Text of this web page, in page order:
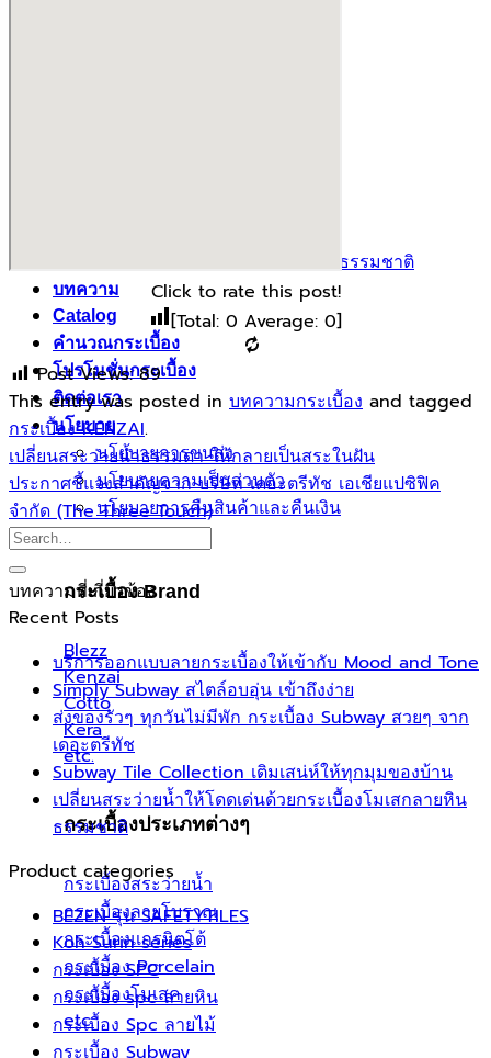
กระเบื้องพอร์ชเลน เลียนเเบบหินธรรมชาติ
บทความ
Catalog
คำนวณกระเบื้อง
โปรโมชั่นกระเบื้อง
ติดต่อเรา
นโยบาย
นโยบายการขนส่ง
นโยบายความเป็นส่วนตัว
นโยบายการคืนสินค้าและคืนเงิน
test
กระเบื้อง Brand
Blezz
Kenzai
Cotto
Kera
etc.
กระเบื้องประเภทต่างๆ
กระเบื้องสระว่ายน้ำ
กระเบื้องลายโบราณ
กระเบื้องแกรนิตโต้
กระเบื้อง Porcelain
กระเบื้องโมเสค
etc.
Click to rate this post!
[Total: 0 Average: 0]
Post Views: 89
This entry was posted in บทความกระเบื้อง and tagged
กระเบื้อง KENZAI.
เปลี่ยนสระว่ายน้ำธรรมดา ให้กลายเป็นสระในฝัน
ประกาศชี้แจงสำคัญจาก บริษัท เดอะตรีทัช เอเชียแปซิฟิค
จำกัด (The Three Touch)
บทความที่เกี่ยวข้อง
Recent Posts
บริการออกแบบลายกระเบื้องให้เข้ากับ Mood and Tone
Simply Subway สไตล์อบอุ่น เข้าถึงง่าย
ส่งของรัวๆ ทุกวันไม่มีพัก กระเบื้อง Subway สวยๆ จาก
เดอะตรีทัช
Subway Tile Collection เติมเสน่ห์ให้ทุกมุมของบ้าน
เปลี่ยนสระว่ายน้ำให้โดดเด่นด้วยกระเบื้องโมเสกลายหิน
ธรรมชาติ
Product categories
BEZEN รุ่น SAFETYTILES
Koh Surin series
กระเบื้อง SPC
กระเบื้อง spc ลายหิน
กระเบื้อง Spc ลายไม้
กระเบื้อง Subway